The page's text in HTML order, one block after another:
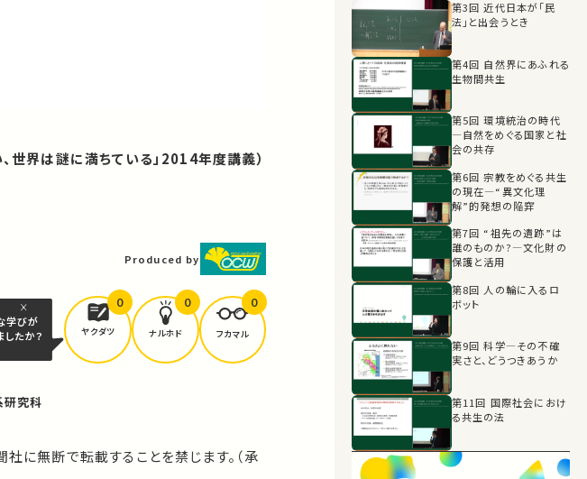
世界は謎に満ちている」2014年度講義）
Produced by
学びが
したか？
ヤクダツ
0
ナルホド
0
フカマル
0
研究科
に無断で転載することを禁じます。（承
第3回 近代日本が「民
法」と出会うとき
第4回 自然界にあふれる
生物間共生
第5回 環境統治の時代
―自然をめぐる国家と社
会の共存
第6回 宗教をめぐる共生
の現在―“異文化理
解”的発想の陥穽
第7回 “祖先の遺跡”は
誰のものか?―文化財の
保護と活用
第8回 人の輪に入るロ
ボット
第9回 科学―その不確
実さと、どうつきあうか
第11回 国際社会におけ
る共生の法